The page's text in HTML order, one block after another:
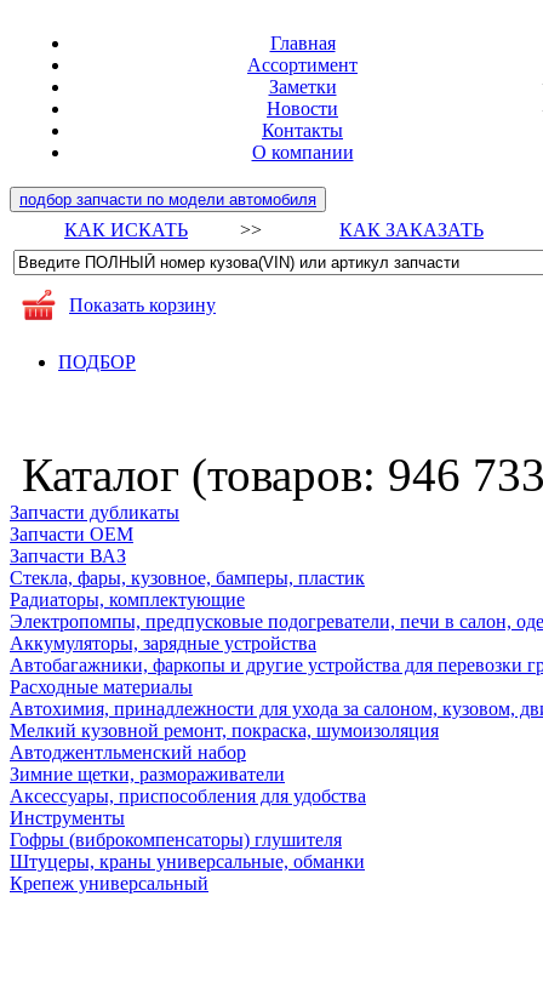
Главная
Ассортимент
Заметки
Новости
Контакты
О компании
подбор запчасти по модели автомобиля
КАК ИСКАТЬ >> КАК ЗАКАЗАТЬ
Показать корзину
ПОДБОР
Каталог (товаров: 946
Запчасти дубликаты
Запчасти ОЕМ
Запчасти ВАЗ
Стекла, фары, кузовное, бамперы, пластик
Радиаторы, комплектующие
Электропомпы, предпусковые подогреватели, печи в салон,
Аккумуляторы, зарядные устройства
Автобагажники, фаркопы и другие устройства для перевозки
Расходные материалы
Автохимия, принадлежности для ухода за салоном, кузовом,
Мелкий кузовной ремонт, покраска, шумоизоляция
Автоджентльменский набор
Зимние щетки, размораживатели
Аксессуары, приспособления для удобства
Инструменты
Гофры (виброкомпенсаторы) глушителя
Штуцеры, краны универсальные, обманки
Крепеж универсальный